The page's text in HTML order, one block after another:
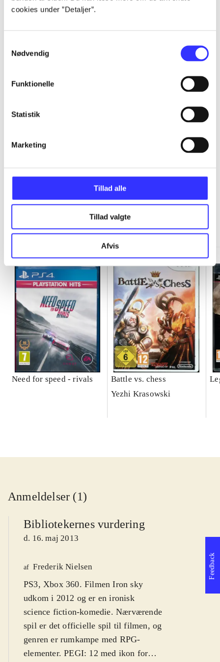
cookies under ”Detaljer”.
Nødvendig
Funktionelle
Statistik
Marketing
Tillad alle
Tillad valgte
Afvis
...
...
...
...
Need for speed - rivals
Battle vs. chess
Yezhi Krasowski
Anmeldelser (1)
Bibliotekernes vurdering
d. 16. maj 2013
af Frederik Nielsen
PS3, Xbox 360. Filmen Iron sky
udkom i 2012 og er en ironisk
science fiction-komedie. Nærværende
spil er det officielle spil til filmen, og
genren er rumkampe med RPG-
elementer. PEGI: 12 med ikon for
Feedback